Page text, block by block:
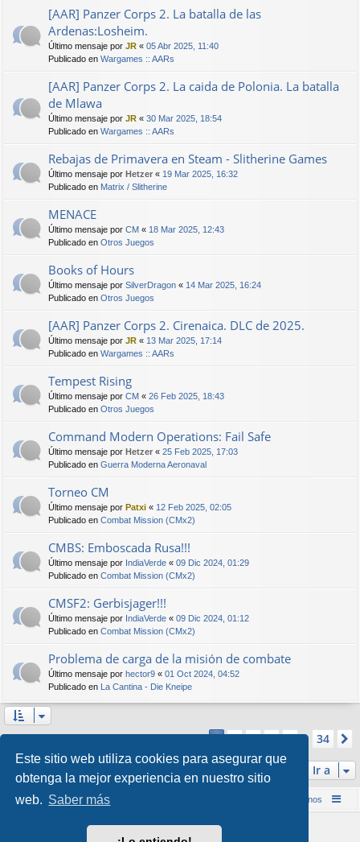
Este sitio web utiliza cookies para asegurar que
obtenga la mejor experiencia en nuestro sitio
web. Saber más
[AAR] Panzer Corps 2. La batalla de las
Ardenas:Losheim.
Último mensaje por JR « 05 Abr 2025, 11:40
Publicado en Wargames :: AARs
[AAR] Panzer Corps 2. La caida de Polonia. La batalla
de Mlawa
Último mensaje por JR « 30 Mar 2025, 18:54
Publicado en Wargames :: AARs
Rebajas de Primavera en Steam - Slitherine Games
Último mensaje por Hetzer « 19 Mar 2025, 16:32
Publicado en Matrix / Slitherine
MENACE
Último mensaje por CM « 18 Mar 2025, 12:43
Publicado en Otros Juegos
Books of Hours
Último mensaje por SilverDragon « 14 Mar 2025, 16:24
Publicado en Otros Juegos
[AAR] Panzer Corps 2. Cirenaica. DLC de 2025.
Último mensaje por JR « 13 Mar 2025, 17:14
Publicado en Wargames :: AARs
Tempest Rising
Último mensaje por CM « 26 Feb 2025, 18:43
Publicado en Otros Juegos
Command Modern Operations: Fail Safe
Último mensaje por Hetzer « 25 Feb 2025, 17:03
Publicado en Guerra Moderna Aeronaval
Torneo CM
Último mensaje por Patxi « 12 Feb 2025, 02:05
Publicado en Combat Mission (CMx2)
CMBS: Emboscada Rusa!!!
Último mensaje por IndiaVerde « 09 Dic 2024, 01:29
Publicado en Combat Mission (CMx2)
CMSF2: Gerbisjager!!!
Último mensaje por IndiaVerde « 09 Dic 2024, 01:12
Publicado en Combat Mission (CMx2)
Problema de carga de la misión de combate
Último mensaje por hector9 « 01 Oct 2024, 04:52
Publicado en La Cantina - Die Kneipe
Página1de34
1 2 3 4 5 … 34
Ir a
Inicio (Web) Foro Punta de Lanza Wargames Contáctenos
Desarrollado porphpBB® Forum Software © phpBB Limited